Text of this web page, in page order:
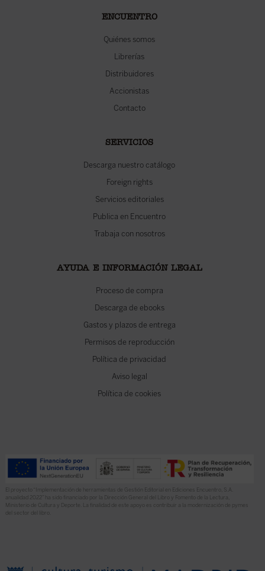
ENCUENTRO
Quiénes somos
Librerías
Distribuidores
Accionistas
Contacto
SERVICIOS
Descarga nuestro catálogo
Foreign rights
Servicios editoriales
Publica en Encuentro
Trabaja con nosotros
AYUDA E INFORMACIÓN LEGAL
Proceso de compra
Descarga de ebooks
Gastos y plazos de entrega
Permisos de reproducción
Política de privacidad
Aviso legal
Política de cookies
El proyecto “Implementación de herramientas de Gestión Editorial en Ediciones Encuentro, S.A.
anualidad 2022” ha sido financiado por la Dirección General del Libro y Fomento de la Lectura,
Ministerio de Cultura y Deporte. La finalidad de este apoyo es contribuir a la modernización de pymes
del sector del libro.